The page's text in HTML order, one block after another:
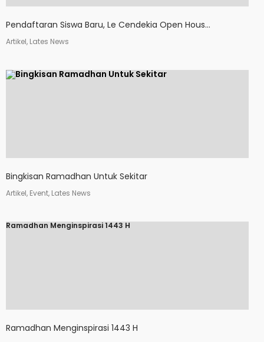
Pendaftaran Siswa Baru, Le Cendekia Open Hous...
Artikel, Lates News
Bingkisan Ramadhan Untuk Sekitar
Artikel, Event, Lates News
Ramadhan Menginspirasi 1443 H
Ramadhan Menginspirasi 1443 H